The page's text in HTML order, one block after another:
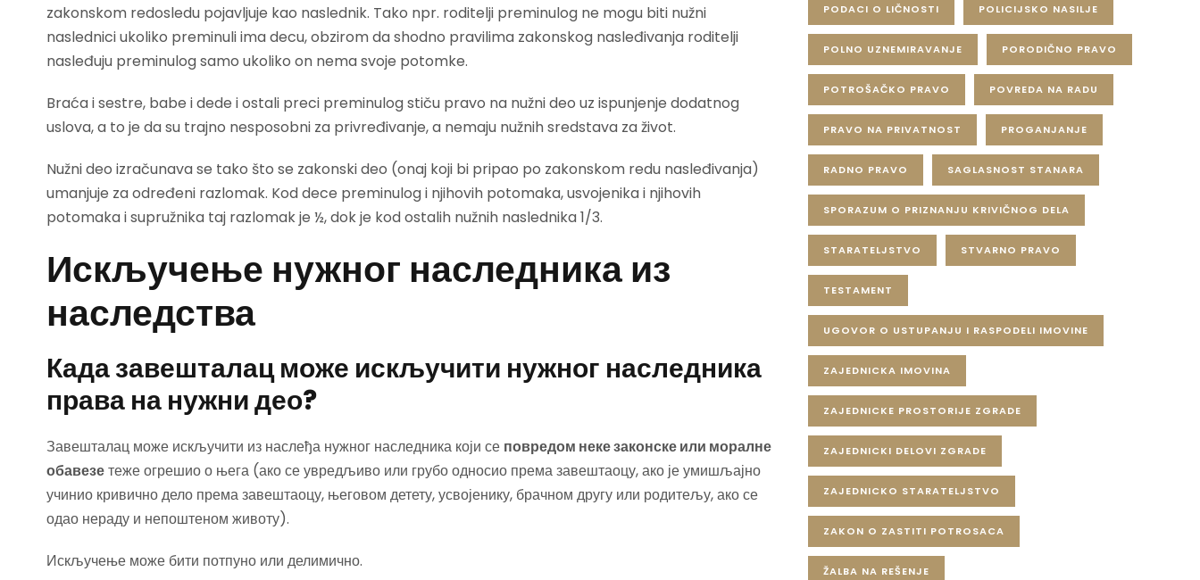
zakonskom redosledu pojavljuje kao naslednik. Tako npr. roditelji preminulog ne mogu biti nužni
naslednici ukoliko preminuli ima decu, obzirom da shodno pravilima zakonskog nasleđivanja roditelji
nasleđuju preminulog samo ukoliko on nema svoje potomke.
Braća i sestre, babe i dede i ostali preci preminulog stiču pravo na nužni deo uz ispunjenje dodatnog
uslova, a to je da su trajno nesposobni za privređivanje, a nemaju nužnih sredstava za život.
Nužni deo izračunava se tako što se zakonski deo (onaj koji bi pripao po zakonskom redu nasleđivanja)
umanjuje za određeni razlomak. Kod dece preminulog i njihovih potomaka, usvojenika i njihovih
potomaka i supružnika taj razlomak je ½, dok je kod ostalih nužnih naslednika 1/3.
Искључење нужног наследника из
наследства
Када завешталац може искључити нужног наследника
права на нужни део?
Завешталац може искључити из наслеђа нужног наследника који се повредом неке законске или моралне
обавезетеже огрешио о њега (ако се увредљиво или грубо односио према завештаоцу, ако је умишљајно
учинио кривично дело према завештаоцу, његовом детету, усвојенику, брачном другу или родитељу, ако се
одао нераду и непоштеном животу).
Искључење може бити потпуно или делимично.
PODACI O LIČNOSTI POLICIJSKO NASILJE
POLNO UZNEMIRAVANJE PORODIČNO PRAVO
POTROŠAČKO PRAVO POVREDA NA RADU
PRAVO NA PRIVATNOST PROGANJANJE
RADNO PRAVO SAGLASNOST STANARA
SPORAZUM O PRIZNANJU KRIVIČNOG DELA
STARATELJSTVO STVARNO PRAVO
TESTAMENT
UGOVOR O USTUPANJU I RASPODELI IMOVINE
ZAJEDNICKA IMOVINA
ZAJEDNICKE PROSTORIJE ZGRADE
ZAJEDNICKI DELOVI ZGRADE
ZAJEDNICKO STARATELJSTVO
ZAKON O ZASTITI POTROSACA
ŽALBA NA REŠENJE